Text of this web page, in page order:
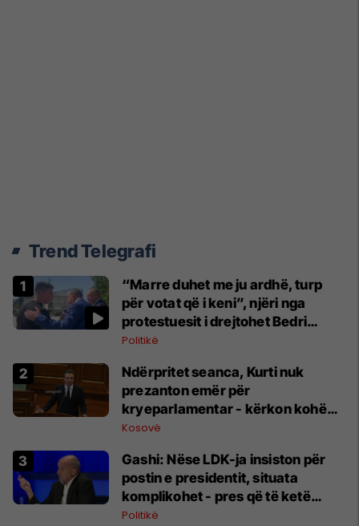
Trend Telegrafi
“Marre duhet me ju ardhë, turp
për votat që i keni”, njëri nga
protestuesit i drejtohet Bedri
Hamzës
Politikë
Ndërpritet seanca, Kurti nuk
prezanton emër për
kryeparlamentar - kërkon kohë
shtesë për marrëveshje politike
Kosovë
Gashi: Nëse LDK-ja insiston për
postin e presidentit, situata
komplikohet - pres që të ketë
lëshim
Politikë